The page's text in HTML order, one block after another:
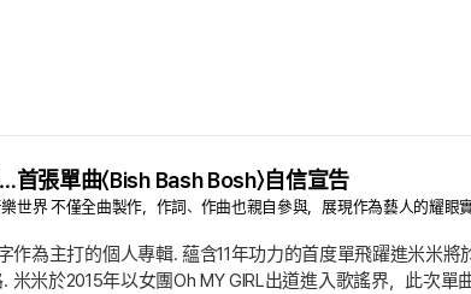
張單曲〈Bish Bash Bosh〉自信宣告
世界 不僅全曲製作，作詞、作曲也親自參與，展現作為藝人的耀眼
作為主打的個人專輯. 蘊含11年功力的首度單飛躍進米米
. 米米於2015年以女團Oh MY GIRL出道進入歌謠界，此次單